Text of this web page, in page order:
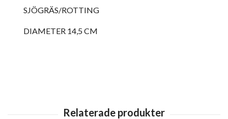
SJÖGRÄS/ROTTING
DIAMETER 14,5 CM